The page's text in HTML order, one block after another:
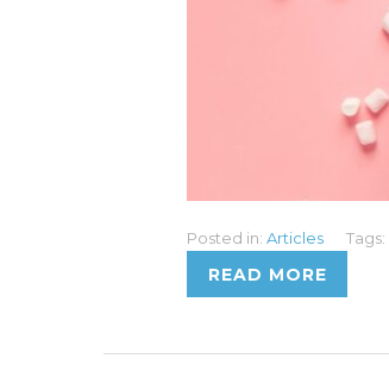
Posted in: Articles Tags:
READ MORE